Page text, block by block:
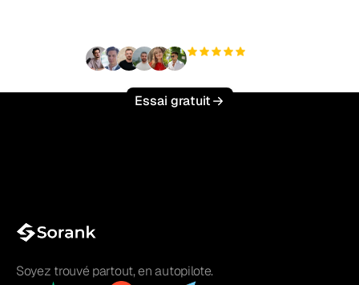
Essai gratuit
Soyez trouvé partout, en autopilote.